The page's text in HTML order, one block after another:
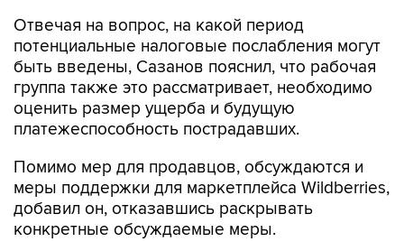
Отвечая на вопрос, на какой период
потенциальные налоговые послабления могут
быть введены, Сазанов пояснил, что рабочая
группа также это рассматривает, необходимо
оценить размер ущерба и будущую
платежеспособность пострадавших.
Помимо мер для продавцов, обсуждаются и
меры поддержки для маркетплейса Wildberries,
добавил он, отказавшись раскрывать
конкретные обсуждаемые меры.